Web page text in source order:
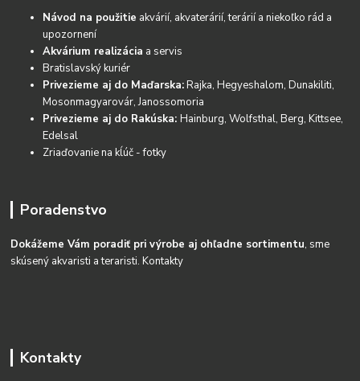
Návod na použitie akvárií, akvaterárií, terárií a niekoľko rád a
upozornení
Akvárium realizácia a servis
Bratislavský kuriér
Privezieme aj do Maďarska:Rajka, Hegyeshalom, Dunakiliti,
Mosonmagyarovár, Janossomoria
Privezieme aj do Rakúska:Hainburg, Wolfsthal, Berg, Kittsee,
Edelsal
Zriaďovanie na kĺúč - fotky
Poradenstvo
Dokážeme Vám poradiť pri výrobe aj ohľadne sortimentu, sme
skúsený akvaristi a teraristi.Kontakty
Kontakty